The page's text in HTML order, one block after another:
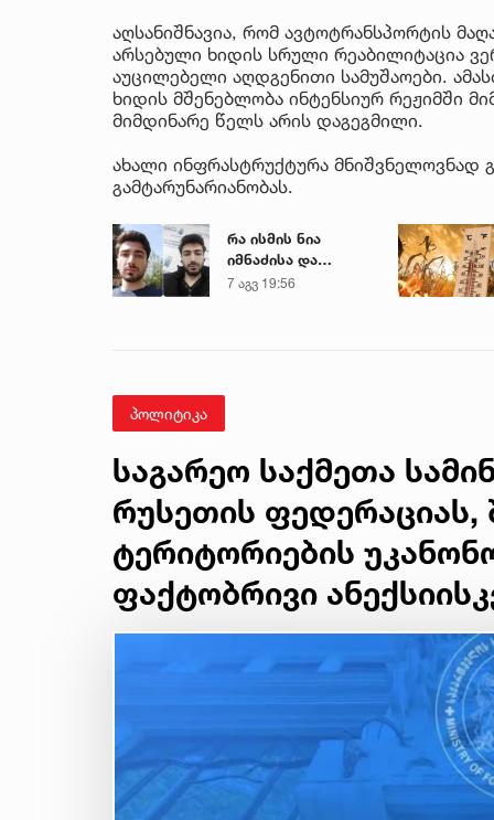
აღსანიშნავია, რომ ავტოტრანსპორტის
არსებული ხიდის სრული რეაბილიტაცია
აუცილებელი აღდგენითი სამუშაოები.
ხიდის მშენებლობა ინტენსიურ რეჟიმში
მიმდინარე წელს არის დაგეგმილი.
ახალი ინფრასტრუქტურა მნიშვნელოვნად
გამტარუნარიანობას.
რა ისმის ნია
იმნაძისა და
მამამისის ფარული
7 აგვ 19:56
პოლიტიკა
საგარეო საქმეთა
რუსეთის
ტერიტორიების
ფაქტობრივი